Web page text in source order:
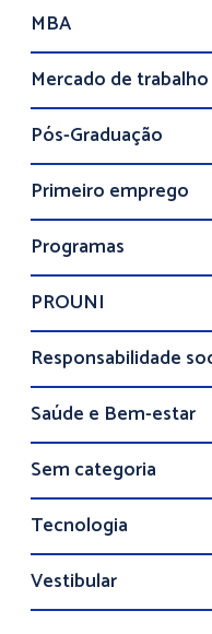
MBA
Mercado de trabalho
Pós-Graduação
Primeiro emprego
Programas
PROUNI
Responsabilidade
Saúde e Bem-estar
Sem categoria
Tecnologia
Vestibular